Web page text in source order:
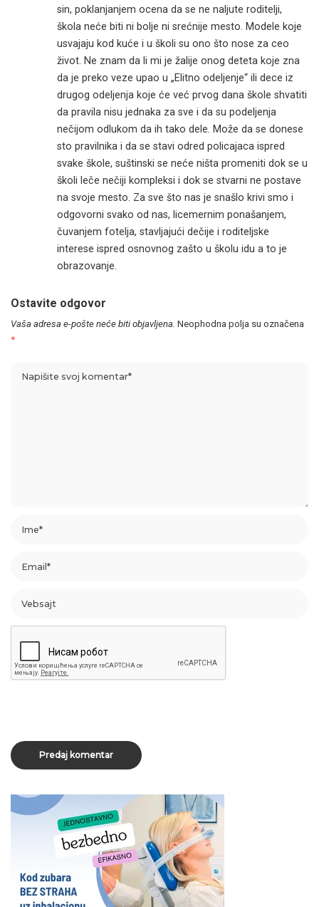
sin, poklanjanjem ocena da se ne naljute roditelji,
škola neće biti ni bolje ni srećnije mesto. Modele koje
usvajaju kod kuće i u školi su ono što nose za ceo
život. Ne znam da li mi je žalije onog deteta koje zna
da je preko veze upao u „Elitno odeljenje“ ili dece iz
drugog odeljenja koje će već prvog dana škole shvatiti
da pravila nisu jednaka za sve i da su podeljenja
nečijom odlukom da ih tako dele. Može da se donese
sto pravilnika i da se stavi odred policajaca ispred
svake škole, suštinski se neće ništa promeniti dok se u
školi leče nečiji kompleksi i dok se stvarni ne postave
na svoje mesto. Za sve što nas je snašlo krivi smo i
odgovorni svako od nas, licemernim ponašanjem,
čuvanjem fotelja, stavljajući dečije i roditeljske
interese ispred osnovnog zašto u školu idu a to je
obrazovanje.
Ostavite odgovor
Vaša adresa e-pošte neće biti objavljena. Neophodna polja su označena
*